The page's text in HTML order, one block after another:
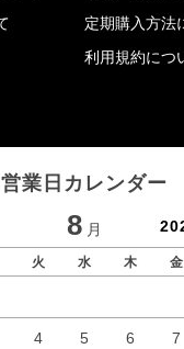
定期購入方法
利用規約につ
営業日カレンダー
8 月
火 水 木 金
4 5 6 7